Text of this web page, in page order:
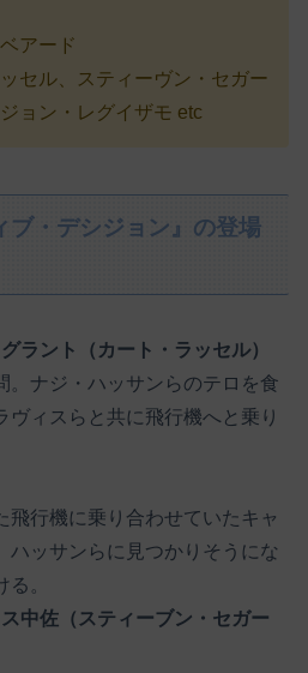
アード
セル、スティーヴン・セガー
ョン・レグイザモ etc
ブ・デシジョン』の登場
ラント（カート・ラッセル）
。ナジ・ハッサンらのテロを食
ヴィスらと共に飛行機へと乗り
飛行機に乗り合わせていたキャ
ハッサンらに見つかりそうにな
。
中佐（スティーブン・セガー